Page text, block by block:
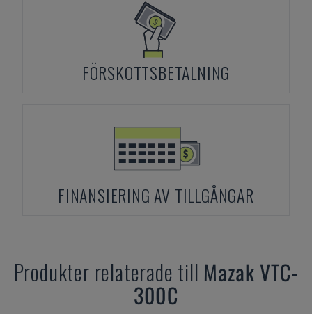
FÖRSKOTTSBETALNING
FINANSIERING AV TILLGÅNGAR
Produkter relaterade till Mazak VTC-
300C